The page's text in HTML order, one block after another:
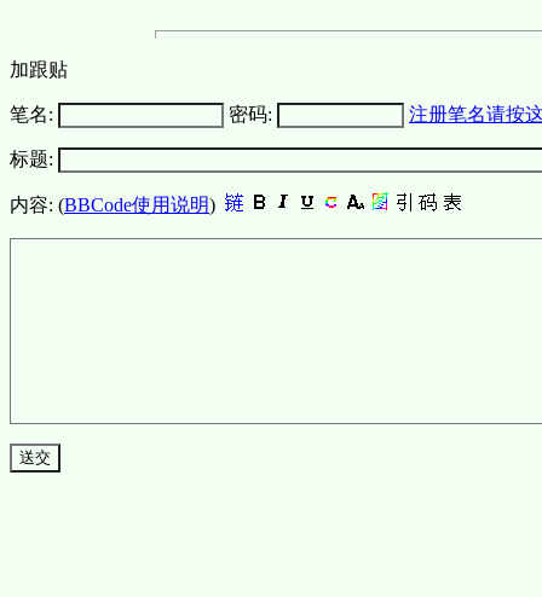
加跟贴
笔名: 密码: 注册笔名请按
标题:
内容: (BBCode使用说明)